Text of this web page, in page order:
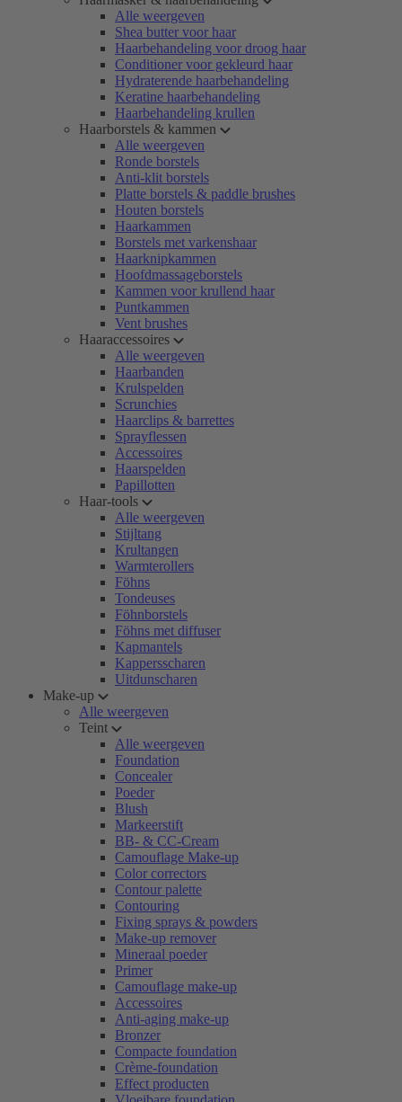
Alle weergeven
Shea butter voor haar
Haarbehandeling voor droog haar
Conditioner voor gekleurd haar
Hydraterende haarbehandeling
Keratine haarbehandeling
Haarbehandeling krullen
Haarborstels & kammen
Alle weergeven
Ronde borstels
Anti-klit borstels
Platte borstels & paddle brushes
Houten borstels
Haarkammen
Borstels met varkenshaar
Haarknipkammen
Hoofdmassageborstels
Kammen voor krullend haar
Puntkammen
Vent brushes
Haaraccessoires
Alle weergeven
Haarbanden
Krulspelden
Scrunchies
Haarclips & barrettes
Sprayflessen
Accessoires
Haarspelden
Papillotten
Haar-tools
Alle weergeven
Stijltang
Krultangen
Warmterollers
Föhns
Tondeuses
Föhnborstels
Föhns met diffuser
Kapmantels
Kappersscharen
Uitdunscharen
Make-up
Alle weergeven
Teint
Alle weergeven
Foundation
Concealer
Poeder
Blush
Markeerstift
BB- & CC-Cream
Camouflage Make-up
Color correctors
Contour palette
Contouring
Fixing sprays & powders
Make-up remover
Mineraal poeder
Primer
Camouflage make-up
Accessoires
Anti-aging make-up
Bronzer
Compacte foundation
Crème-foundation
Effect producten